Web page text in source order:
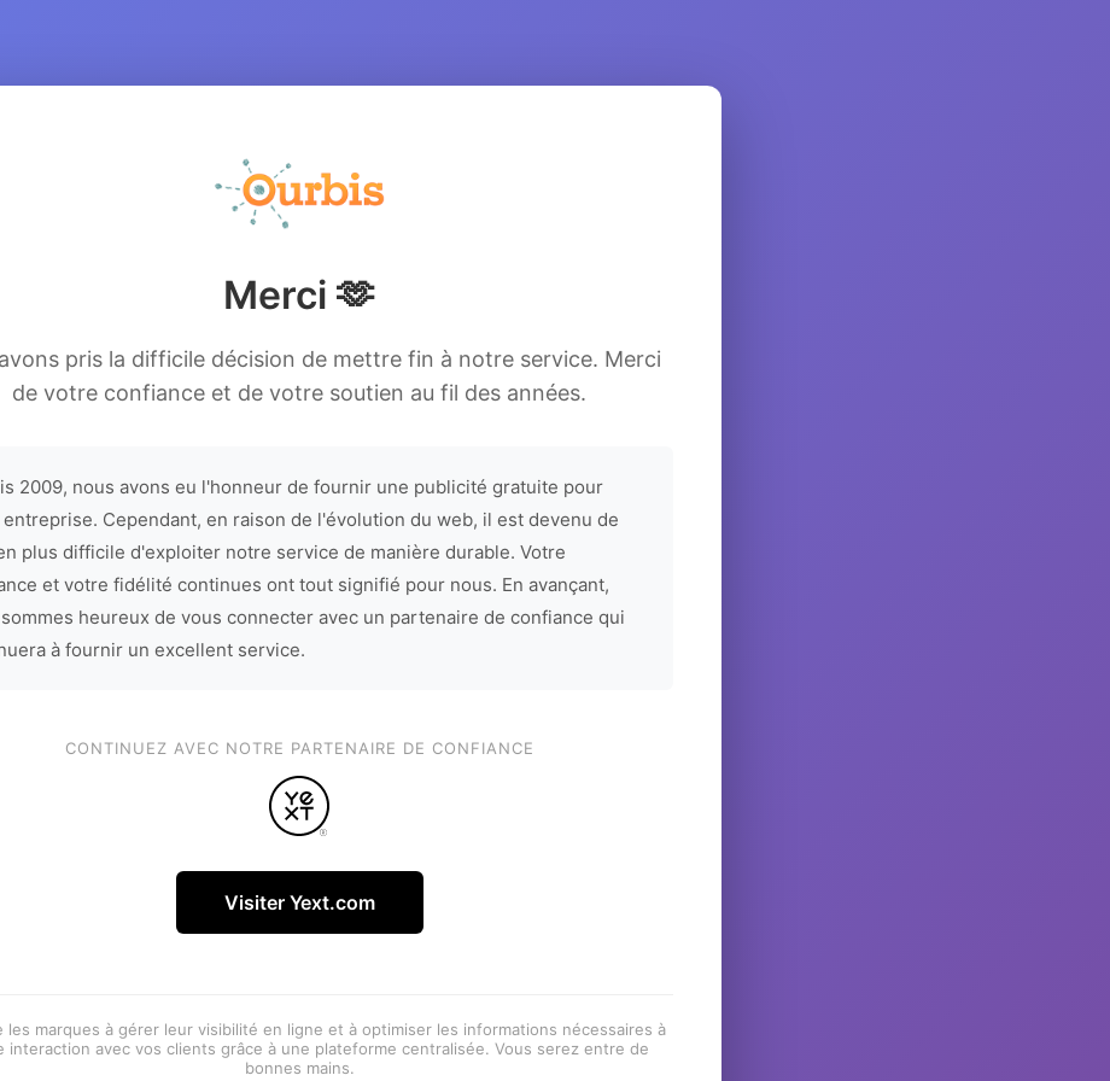
Merci 🫶
pris la difficile décision de mettre fin à notre service. Merci
de votre confiance et de votre soutien au fil des années.
2009, nous avons eu l'honneur de fournir une publicité gratuite pour
Cependant, en raison de l'évolution du web, il est devenu de
plus difficile d'exploiter notre service de manière durable. Votre
et votre fidélité continues ont tout signifié pour nous. En avançant,
heureux de vous connecter avec un partenaire de confiance qui
à fournir un excellent service.
CONTINUEZ AVEC NOTRE PARTENAIRE DE CONFIANCE
Visiter Yext.com
les marques à gérer leur visibilité en ligne et à optimiser les informations nécessaires à
interaction avec vos clients grâce à une plateforme centralisée. Vous serez entre de
bonnes mains.